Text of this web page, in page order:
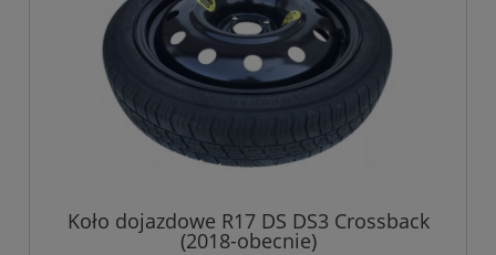
Koło dojazdowe R17 DS DS3 Crossback
(2018-obecnie)